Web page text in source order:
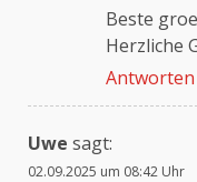
Beste
Herzliche
Antworten
Uwe sagt:
02.09.2025 um 08:42 Uhr